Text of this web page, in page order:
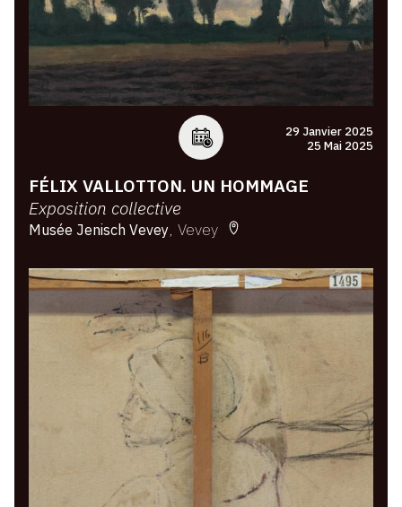
29 Janvier 2025
25 Mai 2025
FÉLIX VALLOTTON. UN HOMMAGE
Exposition collective
Musée Jenisch Vevey Vevey